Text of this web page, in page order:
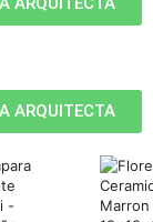
ARQUITECTA